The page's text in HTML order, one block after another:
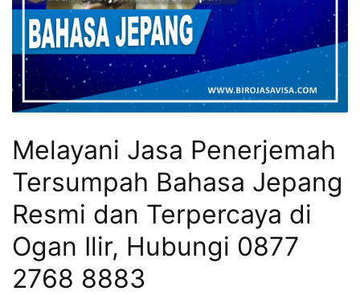
Melayani Jasa Penerjemah
Tersumpah Bahasa Jepang
Resmi dan Terpercaya di
Ogan Ilir, Hubungi 0877
2768 8883